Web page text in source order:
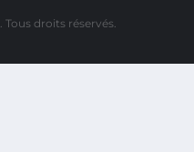
. Tous droits réservés.